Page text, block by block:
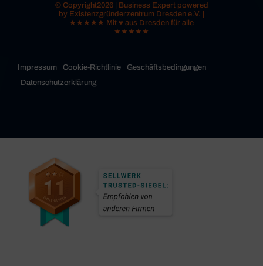
© Copyright2026 | Business Expert powered
by Existenzgründerzentrum Dresden e.V. |
★★★★★ Mit ♥ aus Dresden für alle
★★★★★
Impressum Cookie-Richtlinie
Geschäftsbedingungen
Datenschutzerklärung